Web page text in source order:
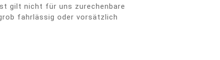
gilt nicht für uns zurechenbare
fahrlässig oder vorsätzlich